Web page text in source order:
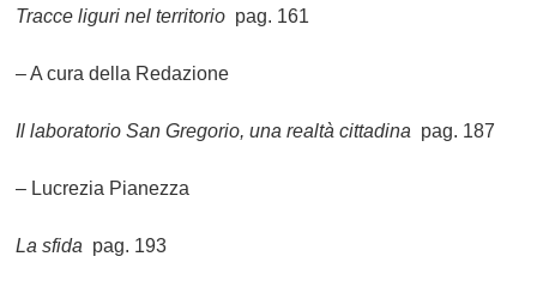
Tracce liguri nel territorio pag. 161
– A cura della Redazione
Il laboratorio San Gregorio, una realtà cittadina pag. 187
– Lucrezia Pianezza
La sfida pag. 193